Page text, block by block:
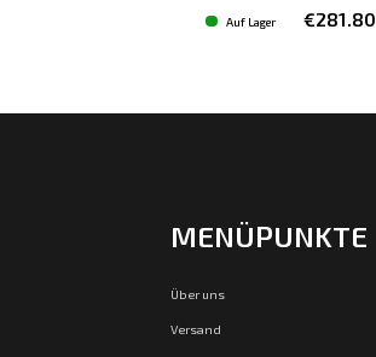
Auf Lager €281.80
MENÜPUNKTE
Über uns
Versand